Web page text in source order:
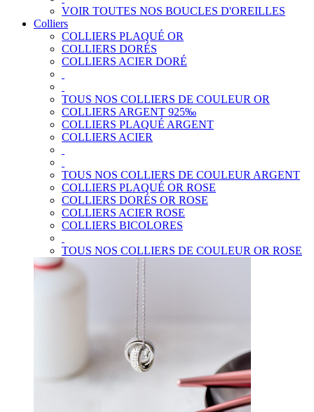
VOIR TOUTES NOS BOUCLES D'OREILLES
Colliers
COLLIERS PLAQUÉ OR
COLLIERS DORÉS
COLLIERS ACIER DORÉ
TOUS NOS COLLIERS DE COULEUR OR
COLLIERS ARGENT 925‰
COLLIERS PLAQUÉ ARGENT
COLLIERS ACIER
TOUS NOS COLLIERS DE COULEUR ARGENT
COLLIERS PLAQUÉ OR ROSE
COLLIERS DORÉS OR ROSE
COLLIERS ACIER ROSE
COLLIERS BICOLORES
TOUS NOS COLLIERS DE COULEUR OR ROSE